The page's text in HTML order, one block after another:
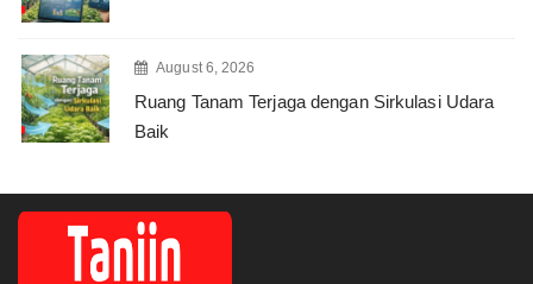
August 6, 2026
Ruang Tanam Terjaga dengan Sirkulasi Udara
Baik